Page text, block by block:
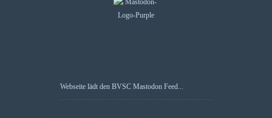
Webseite lädt den BVSC Mastodon Feed...